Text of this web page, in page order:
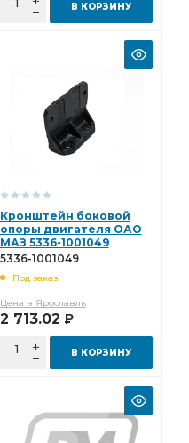
В КОРЗИНУ
Кронштейн боковой
опоры двигателя ОАО
МАЗ 5336-1001049
5336-1001049
Под заказ
Цена в Ярославль
2 713.02 Р
В КОРЗИНУ